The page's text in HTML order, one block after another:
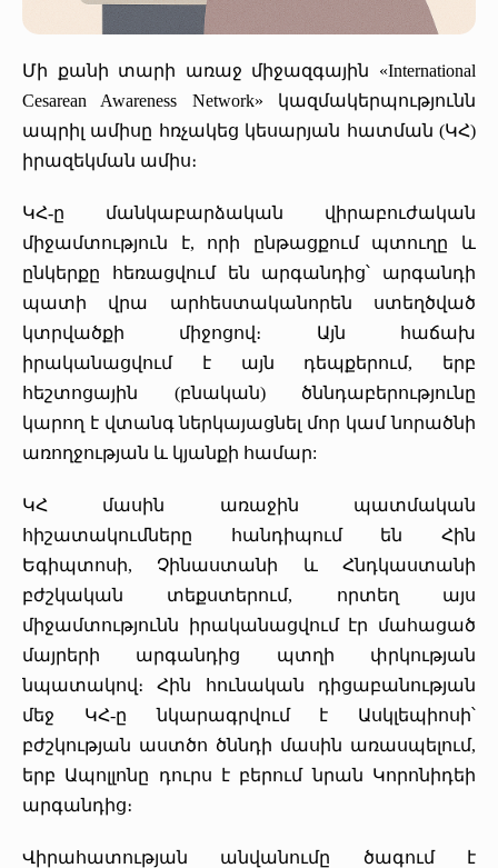
«Հերացի» արհեստակցական կազմակերպություն
«Հերացի» վերլուծական
Մի քանի տարի առաջ միջազգային «International
Cesarean Awareness Network» կազմակերպությունն
ապրիլ ամիսը հռչակեց կեսարյան հատման (ԿՀ)
իրազեկման ամիս։
ԿՀ-ը մանկաբարձական վիրաբուժական
միջամտություն է, որի ընթացքում պտուղը և
ընկերքը հեռացվում են արգանդից՝ արգանդի
պատի վրա արհեստականորեն ստեղծված
կտրվածքի միջոցով։ Այն հաճախ
իրականացվում է այն դեպքերում, երբ
հեշտոցային (բնական) ծննդաբերությունը
կարող է վտանգ ներկայացնել մոր կամ նորածնի
առողջության և կյանքի համար:
ԿՀ մասին առաջին պատմական
հիշատակումները հանդիպում են Հին
Եգիպտոսի, Չինաստանի և Հնդկաստանի
բժշկական տեքստերում, որտեղ այս
միջամտությունն իրականացվում էր մահացած
մայրերի արգանդից պտղի փրկության
նպատակով։ Հին հունական դիցաբանության
մեջ ԿՀ-ը նկարագրվում է Ասկլեպիոսի՝
բժշկության աստծո ծննդի մասին առասպելում,
երբ Ապոլլոնը դուրս է բերում նրան Կորոնիդեի
արգանդից։
Վիրահատության անվանումը ծագում է